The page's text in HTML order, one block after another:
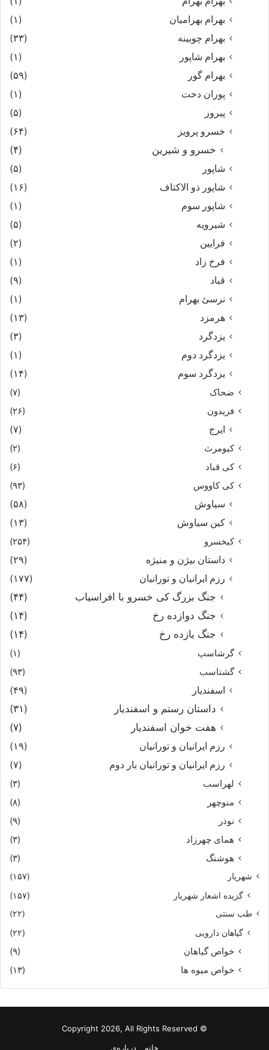
بهرام بهرامیان‏
(۱)
بهرام چوبینه
(۳۳)
بهرام شاپور
(۱)
بهرام گور
(۵۹)
پوران دخت
(۱)
پیروز
(۵)
خسرو پرویز
(۶۴)
خسرو و شیرین (۴)
شاپور
(۵)
شاپور ذو الاکتاف
(۱۶)
شاپور سوم‏
(۱)
شیرویه
(۵)
فرایین
(۲)
فرخ زاد
(۱)
قباد
(۹)
نرسئ بهرام‏
(۱)
هرمزد
(۱۳)
یزدگرد
(۳)
یزدگرد دوم
(۱)
یزدگرد سوم
(۱۴)
ضحاک
(۷)
فریدون
(۲۶)
ایرج
(۷)
کیومرث
(۲)
کی قباد
(۶)
کی کاووس
(۹۳)
سیاوش
(۵۸)
کین سیاوش
(۱۳)
کیخسرو
(۲۵۴)
داستان بیژن و منیژه
(۲۹)
رزم ایرانیان و تورانیان
(۱۷۷)
جنگ بزرگ کی خسرو با افراسیاب
(۴۴)
جنگ دوازده رخ
(۱۴)
جنگ یازده رخ
(۱۴)
گرشاسپ
(۱)
گشتاسب
(۹۳)
اسفندیار
(۴۹)
داستان رستم و اسفندیار
(۳۱)
هفت خوان اسفندیار
(۷)
رزم ایرانیان و تورانیان
(۱۹)
رزم ایرانیان و تورانیان بار دوم
(۷)
لهراسب
(۳)
منوچهر
(۸)
نوذر
(۹)
هماى چهرزاد
(۳)
هوشنگ
(۳)
شهریار (۱۵۷)
گزیده اشعار شهریار (۱۵۷)
طب سنتی (۲۲)
گیاهان دارویی (۲۲)
خواص گیاهان
(۹)
خواص میوه ها
(۱۳)
© Copyright 2026, All Rights Reserved
خانه
درباره‌ی